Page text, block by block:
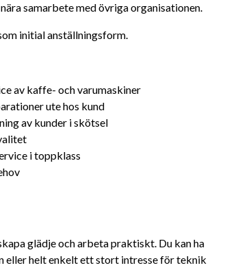
samarbete med övriga organisationen.
initial anställningsform.
av kaffe- och varumaskiner
ute hos kund
av kunder i skötsel
i toppklass
glädje och arbeta praktiskt. Du kan ha
eller helt enkelt ett stort intresse för teknik